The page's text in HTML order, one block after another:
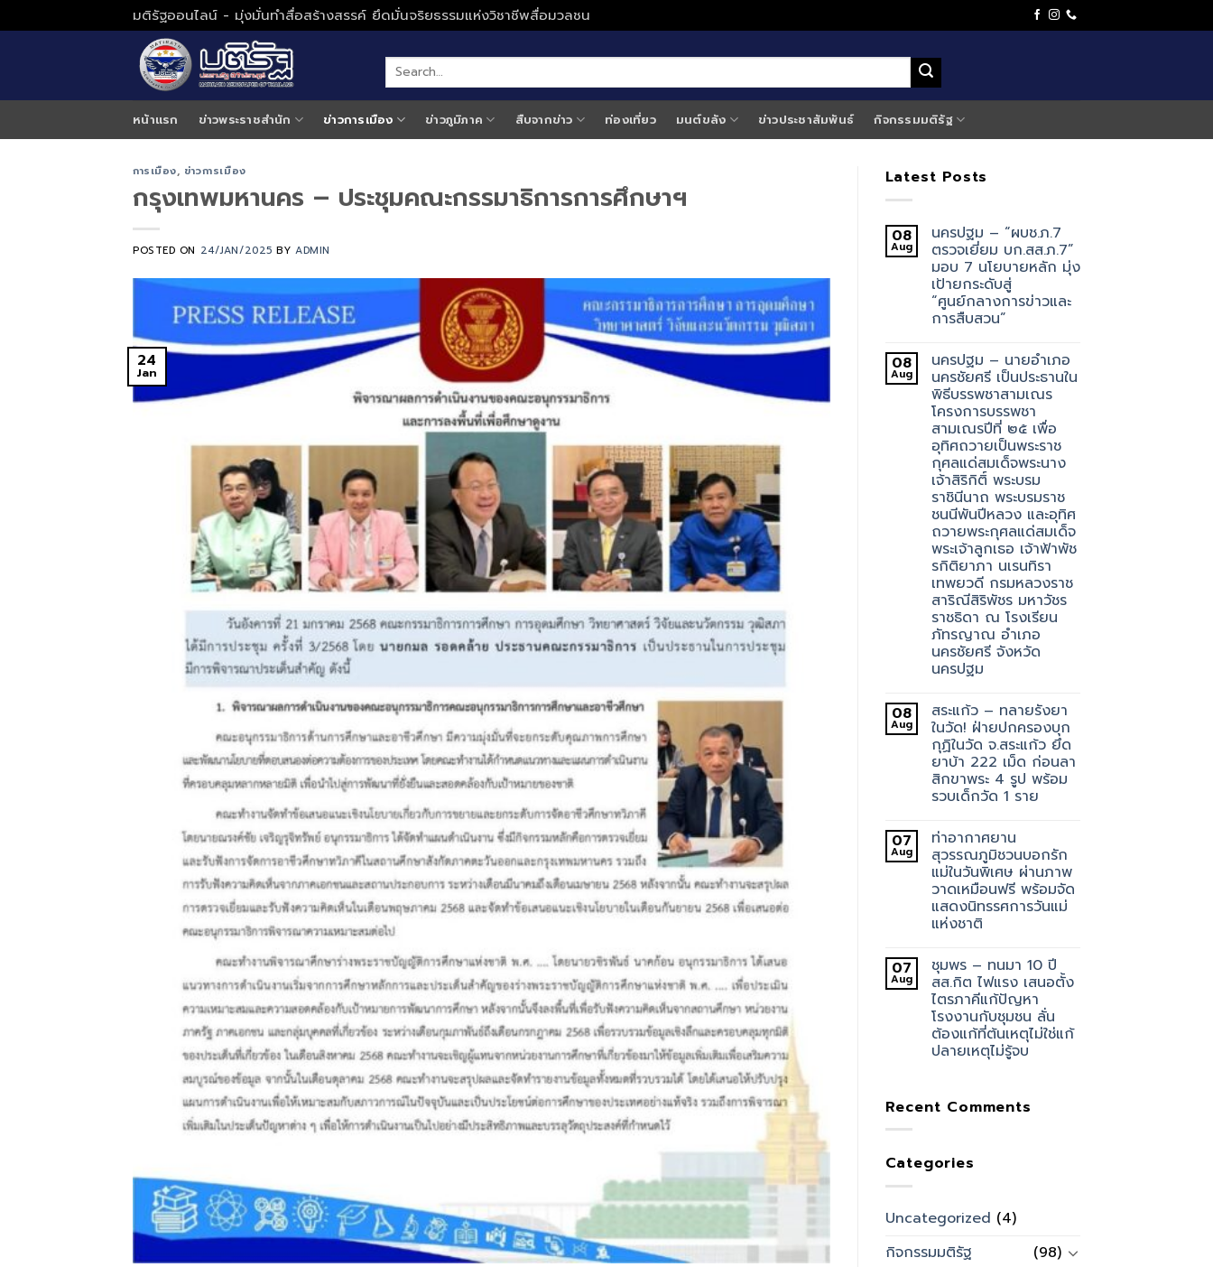
to
มติรัฐออนไลน์ - มุ่งมั่นทำสื่อสร้างสรรค์ ยึดมั่นจริยธรรมแห่งวิชาชีพสื่อมวลชน
หน้าแรก ข่าวพระราชสำนัก ข่าวการเมือง ข่าวภูมิภาค สืบจากข่าว ท่องเที่ยว มนต์ขลัง ข่าวประชาสัมพันธ์ กิจกรรมมติรัฐ
การเมือง, ข่าวการเมือง
กรุงเทพมหานคร – ประชุมคณะกรรมาธิการการศึกษาฯ
POSTED ON 24/JAN/2025 BYADMIN
24
Jan
Latest Posts
08
Aug
นครปฐม – “ผบช.ภ.7
ตรวจเยี่ยม บก.สส.ภ.7”
มอบ 7 นโยบายหลัก มุ่ง
เป้ายกระดับสู่
“ศูนย์กลางการข่าวและ
การสืบสวน”
08
Aug
นครปฐม – นายอำเภอ
นครชัยศรี เป็นประธานใน
พิธีบรรพชาสามเณร
โครงการบรรพชา
สามเณรปีที่ ๒๕ เพื่อ
อุทิศถวายเป็นพระราช
กุศลแด่สมเด็จพระนาง
เจ้าสิริกิติ์ พระบรม
ราชินีนาถ พระบรมราช
ชนนีพันปีหลวง และอุทิศ
ถวายพระกุศลแด่สมเด็จ
พระเจ้าลูกเธอ เจ้าฟ้าพัช
รกิติยาภา นเรนทิรา
เทพยวดี กรมหลวงราช
สาริณีสิริพัชร มหาวัชร
ราชธิดา ณ โรงเรียน
ภัทรญาณ อำเภอ
นครชัยศรี จังหวัด
นครปฐม
08
Aug
สระแก้ว – ทลายรังยา
ในวัด! ฝ่ายปกครองบุก
กุฏิในวัด จ.สระแก้ว ยึด
ยาบ้า 222 เม็ด ก่อนลา
สิกขาพระ 4 รูป พร้อม
รวบเด็กวัด 1 ราย
07
Aug
ท่าอากาศยาน
สุวรรณภูมิชวนบอกรัก
แม่ในวันพิเศษ ผ่านภาพ
วาดเหมือนฟรี พร้อมจัด
แสดงนิทรรศการวันแม่
แห่งชาติ
07
Aug
ชุมพร – ทนมา 10 ปี
สส.กิต ไฟแรง เสนอตั้ง
ไตรภาคีแก้ปัญหา
โรงงานกับชุมชน ลั่น
ต้องแก้ที่ต้นเหตุไม่ใช่แก้
ปลายเหตุไม่รู้จบ
Recent Comments
Categories
Uncategorized (4)
กิจกรรมมติรัฐ
(98)